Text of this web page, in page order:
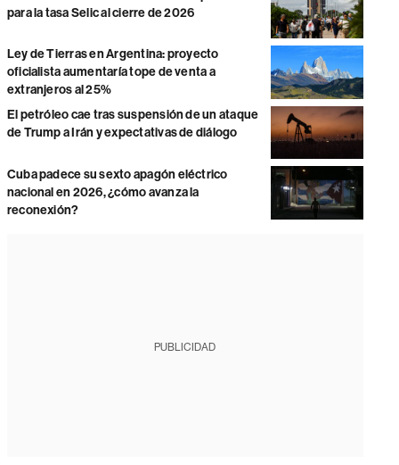
para la tasa Selic al cierre de 2026
Ley de Tierras en Argentina: proyecto
oficialista aumentaría tope de venta a
extranjeros al 25%
El petróleo cae tras suspensión de un ataque
de Trump a Irán y expectativas de diálogo
Cuba padece su sexto apagón eléctrico
nacional en 2026, ¿cómo avanza la
reconexión?
PUBLICIDAD